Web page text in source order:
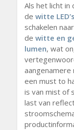
Als het licht
de witte
schakelen
de witte en
lumen, wat
aangenamere
een must to
is van mist of
last van